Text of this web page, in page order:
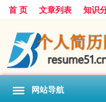
首 页 文章列表 知识
网站导航